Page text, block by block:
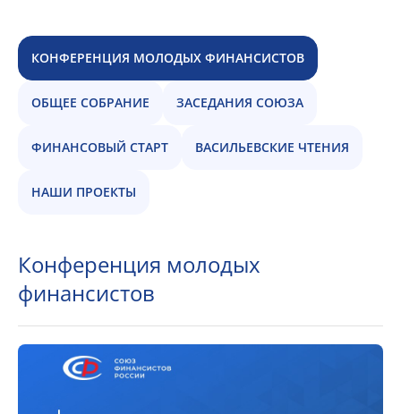
опытом
Вступить
КОНФЕРЕНЦИЯ МОЛОДЫХ ФИНАНСИСТОВ
ОБЩЕЕ СОБРАНИЕ ЗАСЕДАНИЯ СОЮЗА
ФИНАНСОВЫЙ СТАРТ ВАСИЛЬЕВСКИЕ ЧТЕНИЯ
НАШИ ПРОЕКТЫ
Конференция молодых
финансистов